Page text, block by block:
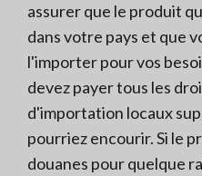
assurer que le produit
dans votre pays et que
l'importer pour vos
devez payer tous les
d'importation locaux
pourriez encourir. Si le
douanes pour quelque